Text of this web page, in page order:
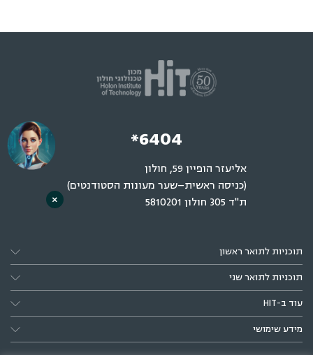
*6404
אליעזר הופיין 59, חולון
(כניסה ראשית–שער מעונות הסטודנטים)
ת"ד 305 חולון 5810201
תוכניות לתואר ראשון
תוכניות לתואר שני
עוד ב-HIT
מידע שימושי
×